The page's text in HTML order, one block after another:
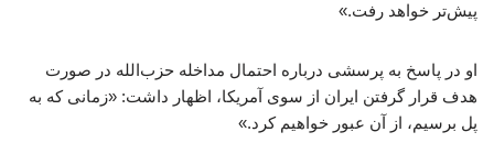
پیش‌تر خواهد رفت.»
او در پاسخ به پرسشی درباره احتمال مداخله حزب‌الله در صورت
هدف قرار گرفتن ایران از سوی آمریکا، اظهار داشت: «زمانی که به
پل برسیم، از آن عبور خواهیم کرد.»